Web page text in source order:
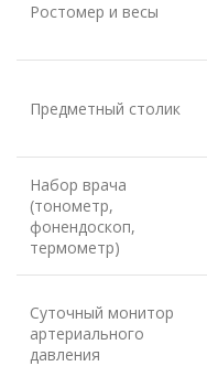
Ростомер и весы
Предметный столик
Набор врача
(тонометр,
фонендоскоп,
термометр)
Суточный монитор
артериального
давления